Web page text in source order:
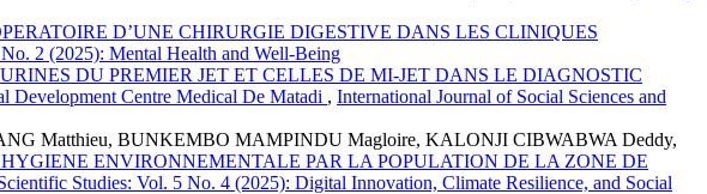
D’UNE CHIRURGIE DIGESTIVE DANS LES CLINIQUES
2 (2025): Mental Health and Well-Being
DU PREMIER JET ET CELLES DE MI-JET DANS LE DIAGNOSTIC
Centre Medical De Matadi , International Journal of Social Sciences and
Matthieu, BUNKEMBO MAMPINDU Magloire, KALONJI CIBWABWA Deddy,
ENVIRONNEMENTALE PAR LA POPULATION DE LA ZONE DE
Studies: Vol. 5 No. 4 (2025): Digital Innovation, Climate Resilience, and Social